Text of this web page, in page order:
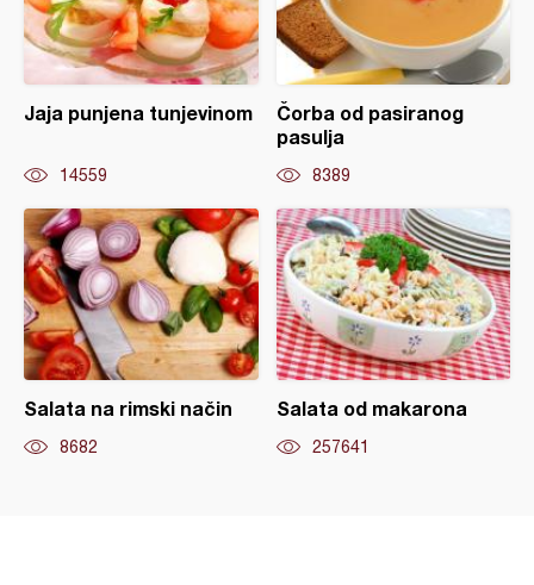
Jaja punjena tunjevinom
14559
Čorba od pasiranog
pasulja
8389
Salata na rimski način
8682
Salata od makarona
257641